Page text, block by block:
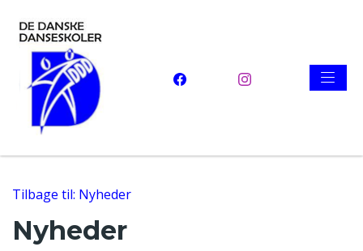
Tilbage til: Nyheder
Nyheder